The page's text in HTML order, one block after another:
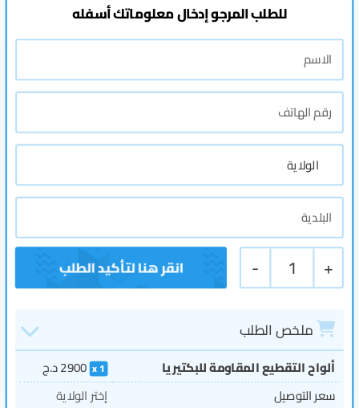
للطلب المرجو إدخال معلوماتك أسفله
+
1
-
ملخص الطلب
ألواح التقطيع المقاومة للبكتيريا 1
2900د.ج
سعر التوصيل
إختر الولاية